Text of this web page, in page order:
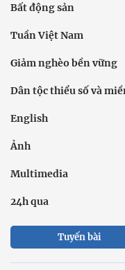
Bất động sản
Tuần Việt Nam
Giảm nghèo bền vững
Dân tộc thiểu số và
English
Ảnh
Multimedia
24h qua
Tuyến bài